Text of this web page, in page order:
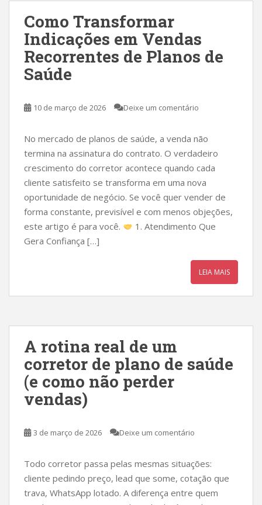
Como Transformar
Indicações em Vendas
Recorrentes de Planos de
Saúde
10 de março de 2026 Deixe um comentário
No mercado de planos de saúde, a venda não
termina na assinatura do contrato. O verdadeiro
crescimento do corretor acontece quando cada
cliente satisfeito se transforma em uma nova
oportunidade de negócio. Se você quer vender de
forma constante, previsível e com menos objeções,
este artigo é para você.
1. Atendimento Que
Gera Confiança […]
LEIA MAIS
A rotina real de um
corretor de plano de saúde
(e como não perder
vendas)
3 de março de 2026 Deixe um comentário
Todo corretor passa pelas mesmas situações:
cliente pedindo preço, lead que some, cotação que
trava, WhatsApp lotado. A diferença entre quem